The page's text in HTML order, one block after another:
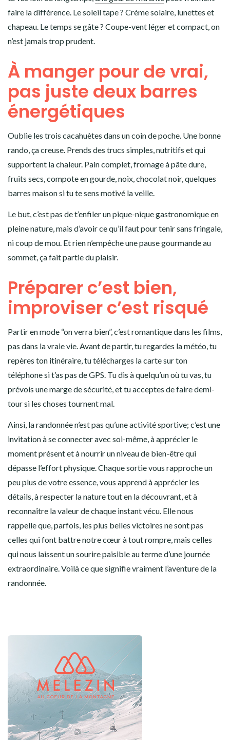
faire la différence. Le soleil tape ? Crème solaire, lunettes et
chapeau. Le temps se gâte ? Coupe-vent léger et compact, on
n’est jamais trop prudent.
À manger pour de vrai,
pas juste deux barres
énergétiques
Oublie les trois cacahuètes dans un coin de poche. Une bonne
rando, ça creuse. Prends des trucs simples, nutritifs et qui
supportent la chaleur. Pain complet, fromage à pâte dure,
fruits secs, compote en gourde, noix, chocolat noir, quelques
barres maison si tu te sens motivé la veille.
Le but, c’est pas de t’enfiler un pique-nique gastronomique en
pleine nature, mais d’avoir ce qu’il faut pour tenir sans fringale,
ni coup de mou. Et rien n’empêche une pause gourmande au
sommet, ça fait partie du plaisir.
Préparer c’est bien,
improviser c’est risqué
Partir en mode “on verra bien”, c’est romantique dans les films,
pas dans la vraie vie. Avant de partir, tu regardes la météo, tu
repères ton itinéraire, tu télécharges la carte sur ton
téléphone si t’as pas de GPS. Tu dis à quelqu’un où tu vas, tu
prévois une marge de sécurité, et tu acceptes de faire demi-
tour si les choses tournent mal.
Ainsi, la randonnée n’est pas qu’une activité sportive; c’est une
invitation à se connecter avec soi-même, à apprécier le
moment présent et à nourrir un niveau de bien-être qui
dépasse l’effort physique. Chaque sortie vous rapproche un
peu plus de votre essence, vous apprend à apprécier les
détails, à respecter la nature tout en la découvrant, et à
reconnaître la valeur de chaque instant vécu. Elle nous
rappelle que, parfois, les plus belles victoires ne sont pas
celles qui font battre notre cœur à tout rompre, mais celles
qui nous laissent un sourire paisible au terme d’une journée
extraordinaire. Voilà ce que signifie vraiment l’aventure de la
randonnée.